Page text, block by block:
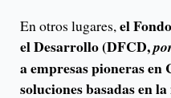
En otros lugares,el
el Desarrollo (DFCD,
a empresas pioneras
soluciones basadas en